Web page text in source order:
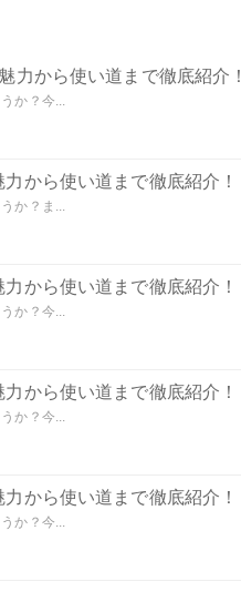
力から使い道まで徹底紹介！
か？今...
から使い道まで徹底紹介！
か？ま...
から使い道まで徹底紹介！
か？今...
から使い道まで徹底紹介！
か？今...
から使い道まで徹底紹介！
か？今...